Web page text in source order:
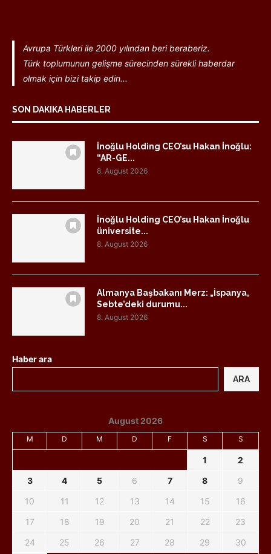
Avrupa Türkleri ile 2000 yılından beri beraberiz.
Türk toplumunun gelişme sürecinden sürekli haberdar
olmak için bizi takip edin...
SON DAKIKA HABERLER
İnoğlu Holding CEO’su Hakan İnoğlu:
“AR-GE...
8. August 2026
İnoğlu Holding CEO’su Hakan İnoğlu
üniversite...
8. August 2026
Almanya Başbakanı Merz: „İspanya,
Sebte’deki durumu...
8. August 2026
Haber ara
ARA
August 2026
M D M D F S S
1
2
3
4 5 6 7 8
9
10
11 12 13 14 15
16
17
18 19 20 21 22
23
24
25 26 27 28 29 30